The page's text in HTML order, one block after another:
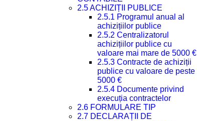
2.5 ACHIZIȚII PUBLICE
2.5.1 Programul anual al
achizițiilor publice
2.5.2 Centralizatorul
achizițiilor publice cu
valoare mai mare de 5000 €
2.5.3 Contracte de achiziții
publice cu valoare de peste
5000 €
2.5.4 Documente privind
execuția contractelor
2.6 FORMULARE TIP
2.7 DECLARAȚII DE